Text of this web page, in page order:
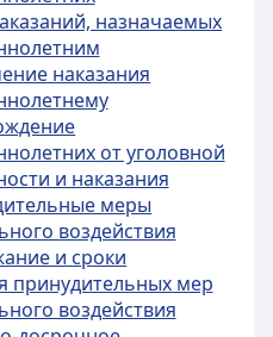
назначаемых
наказания
от уголовной
и наказания
меры
воздействия
и сроки
принудительных мер
воздействия